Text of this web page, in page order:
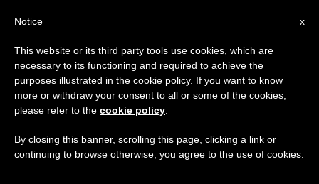
CATEGORIA
Archive For The ‘Roma’
Category
x
Notice
This website or its third party tools use cookies, which are
necessary to its functioning and required to achieve the
purposes illustrated in the cookie policy. If you want to know
more or withdraw your consent to all or some of the cookies,
please refer to the cookie policy
By closing this banner, scrolling this page, clicking a link or
continuing to browse otherwise, you agree to the use of cookies.